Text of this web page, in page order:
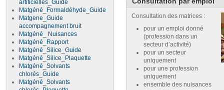
artificielles_Guide
Matgéné_Formaldéhyde_Guide
Matgene_Guide
accompagnement bruit
Matgéné_ Nuisances
Matgéné_Rapport
Matgéné_Silice_Guide
Matgéné_Silice_Plaquette
Matgéné_Solvants
chlorés_Guide
Matgéné_Solvants
Consultation des matrices :
pour un emploi donné
(profession dans un
secteur d’activité)
pour un secteur
uniquement
pour une profession
uniquement
ensemble des nuisances